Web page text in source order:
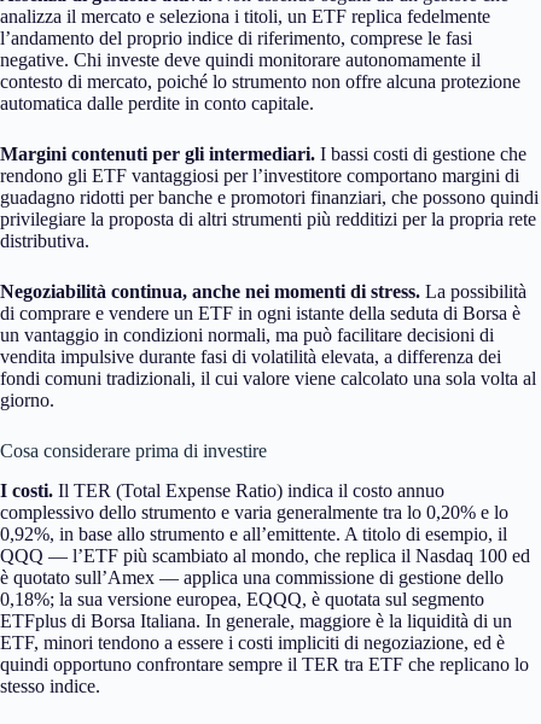
analizza il mercato e seleziona i titoli, un ETF replica fedelmente
l’andamento del proprio indice di riferimento, comprese le fasi
negative. Chi investe deve quindi monitorare autonomamente il
contesto di mercato, poiché lo strumento non offre alcuna protezione
automatica dalle perdite in conto capitale.
Margini contenuti per gli intermediari. I bassi costi di gestione che
rendono gli ETF vantaggiosi per l’investitore comportano margini di
guadagno ridotti per banche e promotori finanziari, che possono quindi
privilegiare la proposta di altri strumenti più redditizi per la propria rete
distributiva.
Negoziabilità continua, anche nei momenti di stress. La possibilità
di comprare e vendere un ETF in ogni istante della seduta di Borsa è
un vantaggio in condizioni normali, ma può facilitare decisioni di
vendita impulsive durante fasi di volatilità elevata, a differenza dei
fondi comuni tradizionali, il cui valore viene calcolato una sola volta al
giorno.
Cosa considerare prima di investire
I costi. Il TER (Total Expense Ratio) indica il costo annuo
complessivo dello strumento e varia generalmente tra lo 0,20% e lo
0,92%, in base allo strumento e all’emittente. A titolo di esempio, il
QQQ — l’ETF più scambiato al mondo, che replica il Nasdaq 100 ed
è quotato sull’Amex — applica una commissione di gestione dello
0,18%; la sua versione europea, EQQQ, è quotata sul segmento
ETFplus di Borsa Italiana. In generale, maggiore è la liquidità di un
ETF, minori tendono a essere i costi impliciti di negoziazione, ed è
quindi opportuno confrontare sempre il TER tra ETF che replicano lo
stesso indice.